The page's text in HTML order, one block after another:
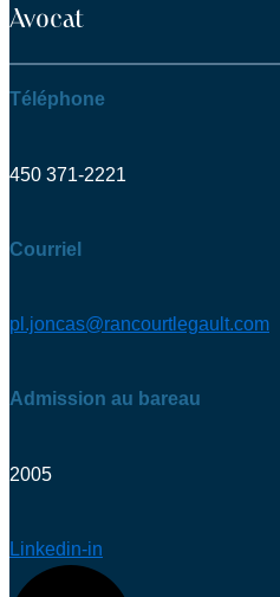
Avocat
Téléphone
450 371-2221
Courriel
pl.joncas@rancourtlegault.com
Admission au bareau
2005
Linkedin-in